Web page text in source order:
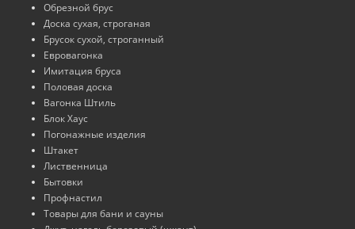
Обрезной брус
Доска сухая, строганая
Брусок сухой, строганный
Евровагонка
Имитация бруса
Половая доска
Вагонка Штиль
Блок Хаус
Погонажные изделия
Штакет
Лиственница
Бытовки
Профнастил
Товары для бани и сауны